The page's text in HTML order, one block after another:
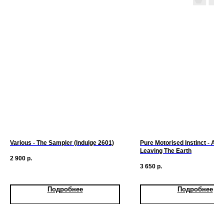
Various - The Sampler (Indulge 2601)
2 900 р.
Подробнее
Pure Motorised Instinct - At
Leaving The Earth
3 650 р.
Подробнее